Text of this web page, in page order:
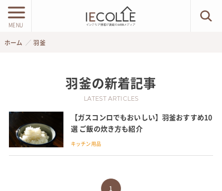
MENU
ホーム 羽釜
羽釜の新着記事
LATEST ARTICLES
【ガスコンロでもおいしい】羽釜おすすめ10
選 ご飯の炊き方も紹介
キッチン用品
1